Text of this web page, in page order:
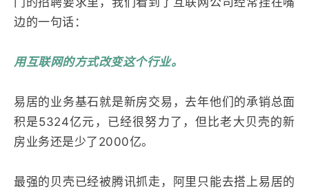
边的一句话：
用互联网的方式改变这个行业。
易居的业务基石就是新房交易，去年他们的承销总面
积是5324亿元，已经很努力了，但比老大贝壳的新
房业务还是少了2000亿。
最强的贝壳已经被腾讯抓走，阿里只能去搭上易居的